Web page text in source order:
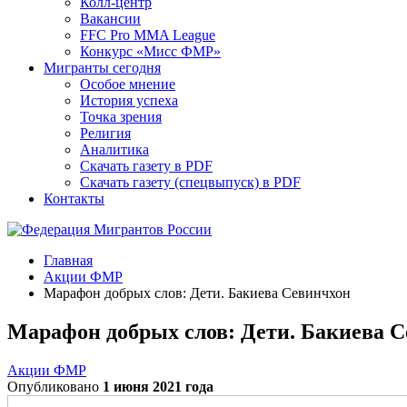
Вакансии
FFC Pro MMA League
Конкурс «Мисс ФМР»
Мигранты сегодня
Особое мнение
История успеха
Точка зрения
Религия
Аналитика
Скачать газету в PDF
Скачать газету (спецвыпуск) в PDF
Контакты
Главная
Акции ФМР
Марафон добрых слов: Дети. Бакиева Севинчхон
Марафон добрых слов: Дети. Бакиева
Акции ФМР
Опубликовано 1 июня 2021 года